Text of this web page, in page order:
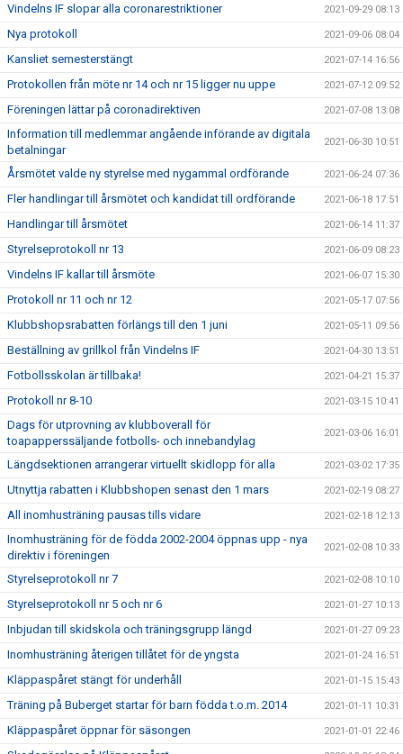
Vindelns IF slopar alla coronarestriktioner 2021-09-29 08:13
Nya protokoll 2021-09-06 08:04
Kansliet semesterstängt 2021-07-14 16:56
Protokollen från möte nr 14 och nr 15 ligger nu uppe 2021-07-12 09:52
Föreningen lättar på coronadirektiven 2021-07-08 13:08
Information till medlemmar angående införande av digitala
betalningar
2021-06-30 10:51
Årsmötet valde ny styrelse med nygammal ordförande 2021-06-24 07:36
Fler handlingar till årsmötet och kandidat till ordförande 2021-06-18 17:51
Handlingar till årsmötet 2021-06-14 11:37
Styrelseprotokoll nr 13 2021-06-09 08:23
Vindelns IF kallar till årsmöte 2021-06-07 15:30
Protokoll nr 11 och nr 12 2021-05-17 07:56
Klubbshopsrabatten förlängs till den 1 juni 2021-05-11 09:56
Beställning av grillkol från Vindelns IF 2021-04-30 13:51
Fotbollsskolan är tillbaka! 2021-04-21 15:37
Protokoll nr 8-10 2021-03-15 10:41
Dags för utprovning av klubboverall för
toapapperssäljande fotbolls- och innebandylag
2021-03-06 16:01
Längdsektionen arrangerar virtuellt skidlopp för alla 2021-03-02 17:35
Utnyttja rabatten i Klubbshopen senast den 1 mars 2021-02-19 08:27
All inomhusträning pausas tills vidare 2021-02-18 12:13
Inomhusträning för de födda 2002-2004 öppnas upp - nya
direktiv i föreningen
2021-02-08 10:33
Styrelseprotokoll nr 7 2021-02-08 10:10
Styrelseprotokoll nr 5 och nr 6 2021-01-27 10:13
Inbjudan till skidskola och träningsgrupp längd 2021-01-27 09:23
Inomhusträning återigen tillåtet för de yngsta 2021-01-24 16:51
Kläppaspåret stängt för underhåll 2021-01-15 15:43
Träning på Buberget startar för barn födda t.o.m. 2014 2021-01-11 10:31
Kläppaspåret öppnar för säsongen 2021-01-01 22:46